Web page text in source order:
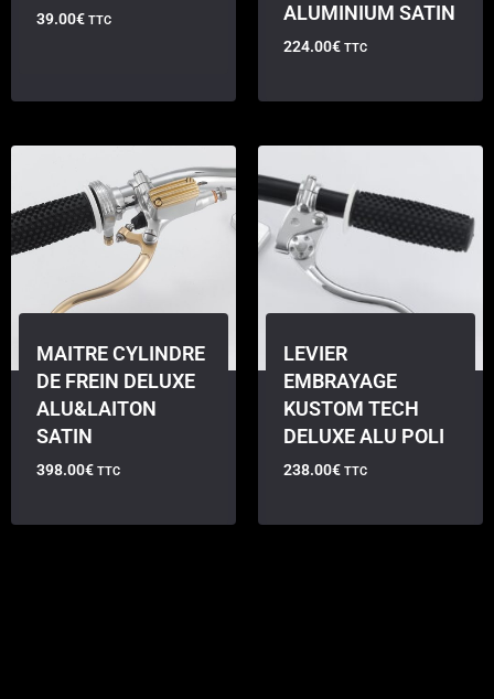
39.00€ TTC
ALUMINIUM SATIN
224.00€ TTC
MAITRE CYLINDRE
DE FREIN DELUXE
ALU&LAITON
SATIN
398.00€ TTC
LEVIER
EMBRAYAGE
KUSTOM TECH
DELUXE ALU POLI
238.00€ TTC